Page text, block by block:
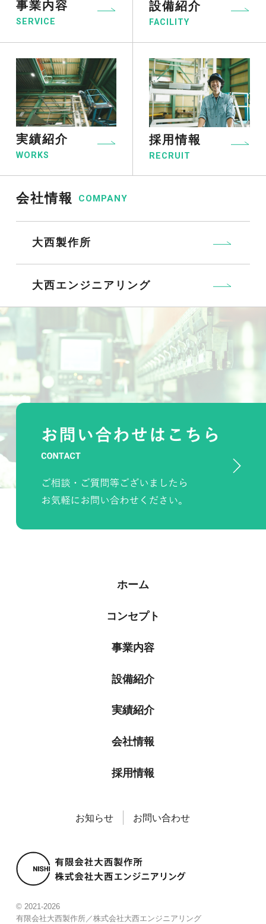
事業内容
SERVICE
設備紹介
FACILITY
実績紹介
WORKS
採用情報
RECRUIT
会社情報 COMPANY
大西製作所
大西エンジニアリング
ホーム
コンセプト
事業内容
設備紹介
実績紹介
会社情報
採用情報
お知らせ お問い合わせ
© 2021-2026
有限会社大西製作所／株式会社大西エンジニアリング